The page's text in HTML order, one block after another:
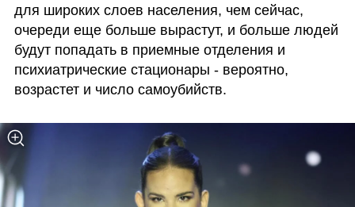
для широких слоев населения, чем сейчас,
очереди еще больше вырастут, и больше людей
будут попадать в приемные отделения и
психиатрические стационары - вероятно,
возрастет и число самоубийств.